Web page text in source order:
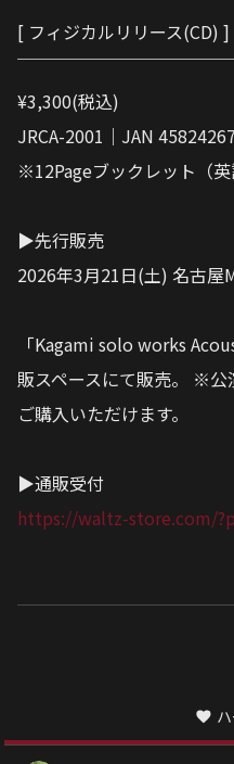
[ フィジカルリリース(CD) ]
￣￣￣￣￣￣￣￣￣￣￣￣
¥3,300(税込)
JRCA-2001｜JAN
※12Pageブックレット（英
▶︎先行販売
2026年3月21日(土) 名古屋
「Kagami solo works
販スペースにて販売。 ※公
ご購入いただけます。
▶︎通販受付
https://waltz-store.com/